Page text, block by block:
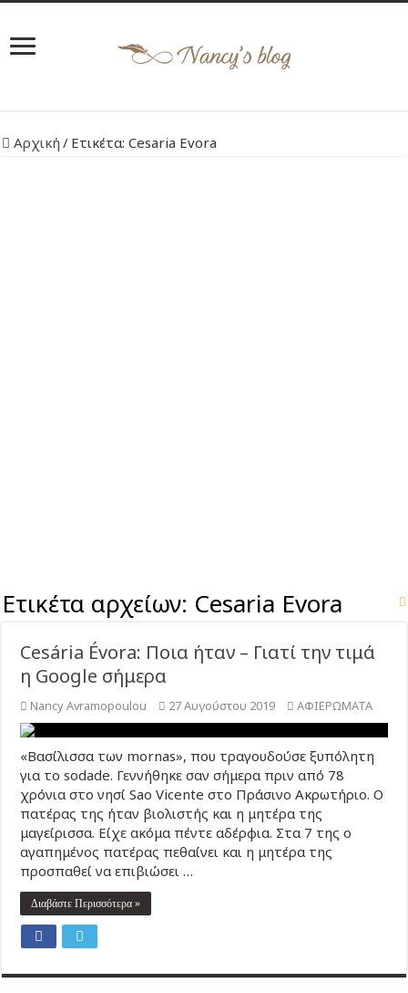
Αρχική / Ετικέτα:Cesaria Evora
Ετικέτα αρχείων: Cesaria Evora
Cesária Évora: Ποια ήταν – Γιατί την τιμά
η Google σήμερα
Nancy Avramopoulou 27 Αυγούστου 2019 ΑΦΙΕΡΩΜΑΤΑ
«Βασίλισσα των mornas», που τραγουδούσε ξυπόλητη
για το sodade. Γεννήθηκε σαν σήμερα πριν από 78
χρόνια στο νησί Sao Vicente στο Πράσινο Ακρωτήριο. Ο
πατέρας της ήταν βιολιστής και η μητέρα της
μαγείρισσα. Είχε ακόμα πέντε αδέρφια. Στα 7 της ο
αγαπημένος πατέρας πεθαίνει και η μητέρα της
προσπαθεί να επιβιώσει …
Διαβάστε Περισσότερα »